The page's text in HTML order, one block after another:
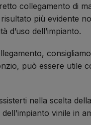
collegamento di
più evidente
d’uso dell’impianto.
può essere utile
nella scelta
vinile in